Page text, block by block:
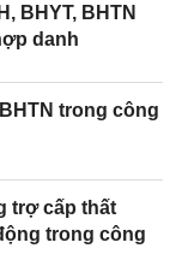
BHYT, BHTN
danh
trong công
trợ cấp thất
trong công